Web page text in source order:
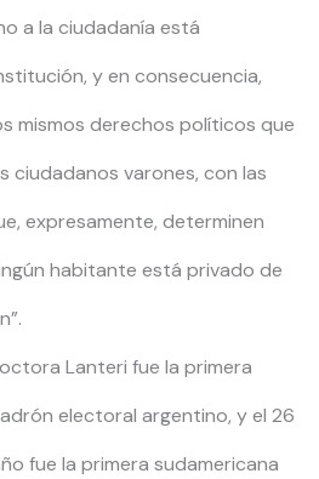
a la ciudadanía está
y en consecuencia,
mismos derechos políticos que
ciudadanos varones, con las
expresamente, determinen
habitante está privado de
Lanteri fue la primera
electoral argentino, y el 26
fue la primera sudamericana